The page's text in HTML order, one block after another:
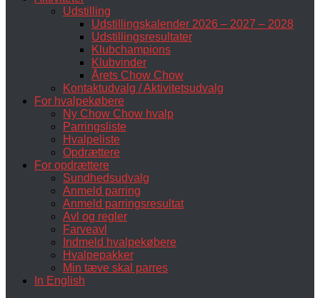
Udstilling
Udstillingskalender 2026 – 2027 – 2028
Udstillingsresultater
Klubchampions
Klubvinder
Årets Chow Chow
Kontaktudvalg / Aktivitetsudvalg
For hvalpekøbere
Ny Chow Chow hvalp
Parringsliste
Hvalpeliste
Opdrættere
For opdrættere
Sundhedsudvalg
Anmeld parring
Anmeld parringsresultat
Avl og regler
Farveavl
Indmeld hvalpekøbere
Hvalpepakker
Min tæve skal parres
In English